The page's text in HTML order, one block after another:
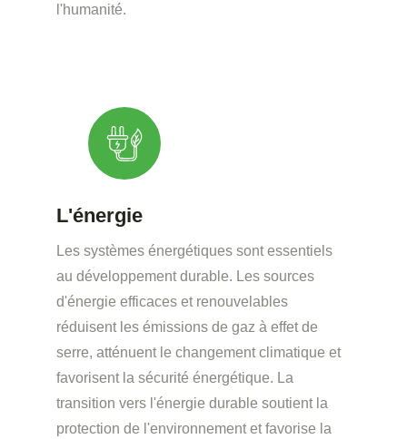
l'humanité.
L'énergie
Les systèmes énergétiques sont essentiels
au développement durable. Les sources
d'énergie efficaces et renouvelables
réduisent les émissions de gaz à effet de
serre, atténuent le changement climatique et
favorisent la sécurité énergétique. La
transition vers l'énergie durable soutient la
protection de l'environnement et favorise la